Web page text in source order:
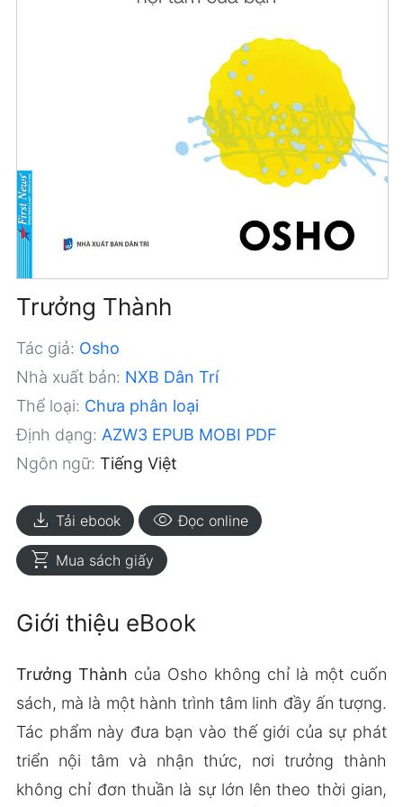
Trưởng Thành
Tác giả: Osho
Nhà xuất bản: NXB Dân Trí
Thể loại: Chưa phân loại
Định dạng: AZW3 EPUB MOBI PDF
Ngôn ngữ: Tiếng Việt
download Tải ebook visibility Đọc online
shopping_cart Mua sách giấy
Giới thiệu eBook
Trưởng Thành của Osho không chỉ là một cuốn
sách, mà là một hành trình tâm linh đầy ấn tượng.
Tác phẩm này đưa bạn vào thế giới của sự phát
triển nội tâm và nhận thức, nơi trưởng thành
không chỉ đơn thuần là sự lớn lên theo thời gian,